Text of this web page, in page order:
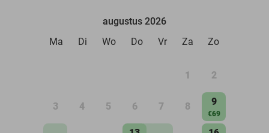
augustus 2026
Ma
Di Wo Do Vr Za Zo
1 2
3 4 5 6 7 8 9
€69